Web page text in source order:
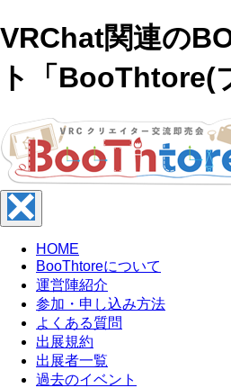
VRChat関連の
ト「BooThtore(
HOME
BooThtoreについて
運営陣紹介
参加・申し込み方法
よくある質問
出展規約
出展者一覧
過去のイベント